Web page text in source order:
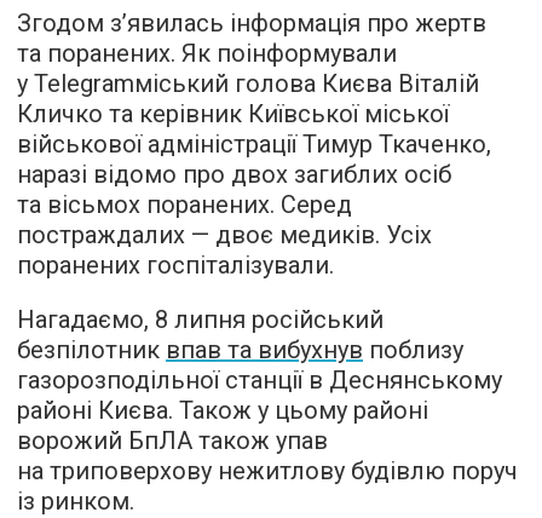
Згодом з’явилась інформація про жертв
та поранених. Як поінформували
у Telegramміський голова Києва Віталій
Кличко та керівник Київської міської
військової адміністрації Тимур Ткаченко,
наразі відомо про двох загиблих осіб
та вісьмох поранених. Серед
постраждалих — двоє медиків. Усіх
поранених госпіталізували.
Нагадаємо, 8 липня російський
безпілотник впав та вибухнув поблизу
газорозподільної станції в Деснянському
районі Києва. Також у цьому районі
ворожий БпЛА також упав
на триповерхову нежитлову будівлю поруч
із ринком.